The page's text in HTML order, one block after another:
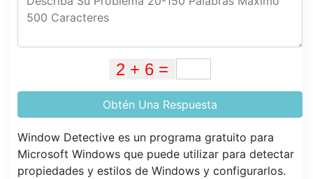
Obtén Una Respuesta
Window Detective es un programa gratuito para
Microsoft Windows que puede utilizar para detectar
propiedades y estilos de Windows y configurarlos.